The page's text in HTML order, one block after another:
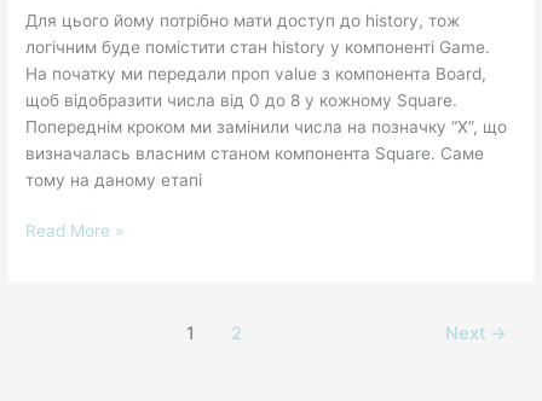
Для цього йому потрібно мати доступ до history, тож
логічним буде помістити стан history у компоненті Game.
На початку ми передали проп value з компонента Board,
щоб відобразити числа від 0 до 8 у кожному Square.
Попереднім кроком ми замінили числа на позначку “X”, що
визначалась власним станом компонента Square. Саме
тому на даному етапі
45
000
60
000
грн,
компанія
DiFFreight,
робота
Read More »
1 2 Next →